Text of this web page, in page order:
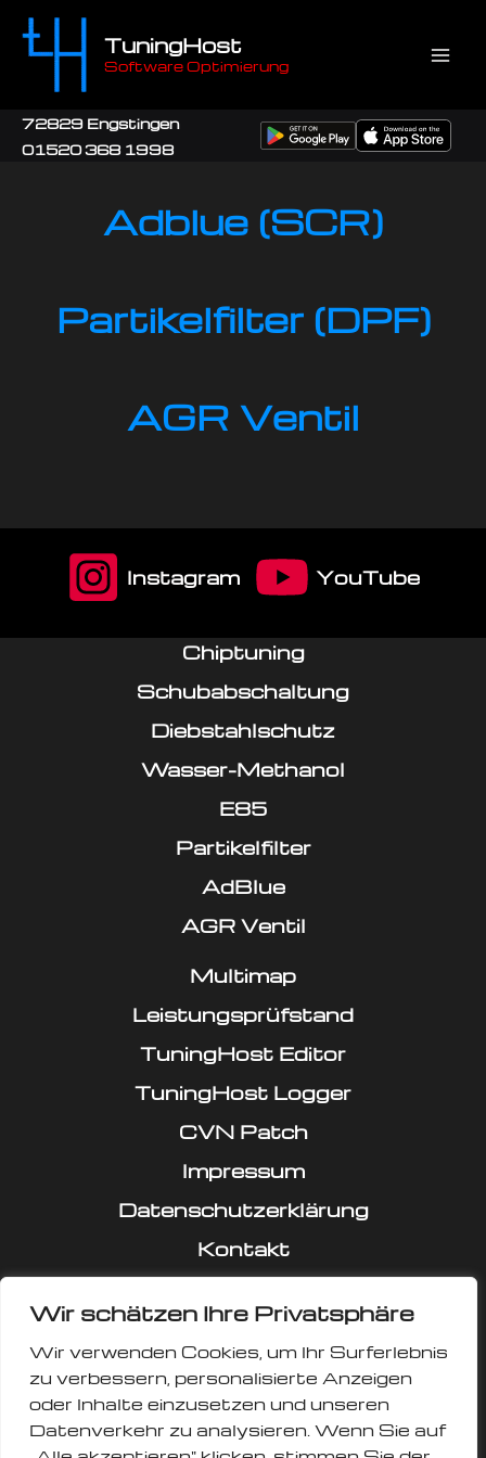
Wir schätzen Ihre Privatsphäre
Wir verwenden Cookies, um Ihr Surferlebnis
zu verbessern, personalisierte Anzeigen
oder Inhalte einzusetzen und unseren
Datenverkehr zu analysieren. Wenn Sie auf
Zum
Inhalt
springen
TuningHost
Software Optimierung
72829 Engstingen
01520 368 1998
Adblue (SCR)
Partikelfilter (DPF)
AGR Ventil
Instagram YouTube
Chiptuning
Schubabschaltung
Diebstahlschutz
Wasser-Methanol
E85
Partikelfilter
AdBlue
AGR Ventil
Multimap
Leistungsprüfstand
TuningHost Editor
TuningHost Logger
CVN Patch
Impressum
Datenschutzerklärung
Kontakt